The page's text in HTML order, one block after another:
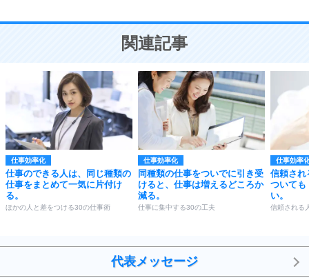
ことが大切。
関連記事
仕事効率化
仕事のできる人は、同じ種類の
仕事をまとめて一気に片付け
る。
ほかの人と差をつける30の仕事術
仕事効率化
同種類の仕事をついでに引き受
けると、仕事は増えるどころか
減る。
仕事に集中する30の工夫
仕事効率
信頼され
ついても
い。
信頼される
代表メッセージ